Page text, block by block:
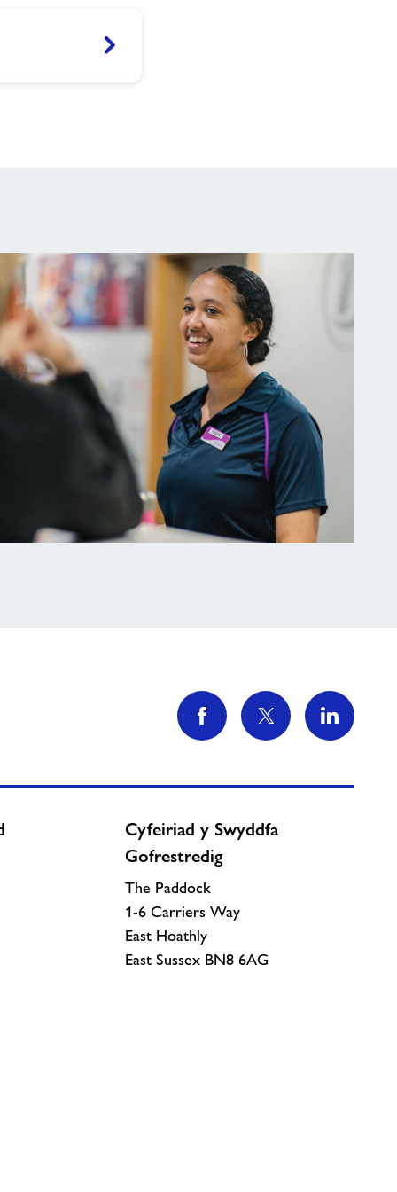
Cyfeiriad y Swyddfa
Gofrestredig
The Paddock
1-6 Carriers Way
East Hoathly
East Sussex BN8 6AG